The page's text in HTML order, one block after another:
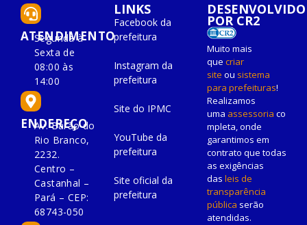
ATENDIMENTO
Segunda à
Sexta de
08:00 às
14:00
ENDEREÇO
Av. Barão do
Rio Branco,
2232.
Centro –
Castanhal –
Pará – CEP:
68743-050
LINKS
Facebook da
prefeitura
Instagram da
prefeitura
Site do IPMC
YouTube da
prefeitura
Site oficial da
prefeitura
DESENVOLVIDO
POR CR2
Muito mais
que criar
site ou sistema
para prefeituras!
Realizamos
uma assessoria co
mpleta, onde
garantimos em
contrato que todas
as exigências
das leis de
transparência
pública serão
atendidas.